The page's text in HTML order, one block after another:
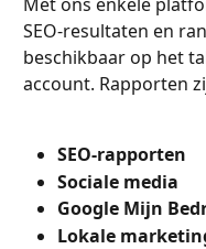
SEO-resultaten en
beschikbaar op het
account. Rapporten
SEO-rapporten
Sociale media
Google Mijn
Lokale